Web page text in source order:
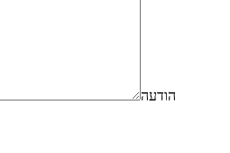
הודעה